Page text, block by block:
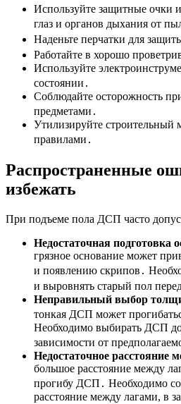
Используйте защитные очки
глаз и органов дыхания от
Наденьте перчатки для
Работайте в хорошо
Используйте
состоянии․
Соблюдайте осторожность
предметами․
Утилизируйте строительный
правилами․
Распространенные
избежать
При подъеме пола ДСП часто
Недостаточная подготовка
грязное основание может
и появлению скрипов․
и выровнять старый пол
Неправильный выбор
тонкая ДСП может
Необходимо выбирать ДСП
зависимости от
Недостаточное расстояние
большое расстояние между
прогибу ДСП․ Необходимо
расстояние между лагами, в